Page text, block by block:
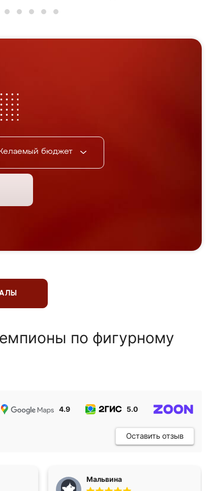
бюджет
по фигурному
4.9 5.0
Оставить отзыв
Мальвина